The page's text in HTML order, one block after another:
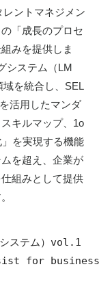
レントマネジメン
「成長のプロセ
みを提供しま
システム（LM
域を統合し、 SEL
を活用したマンダ
キルマップ、 1o
を実現する機能
を超え、企業が
組みとして提供
システム）vol.1
for business